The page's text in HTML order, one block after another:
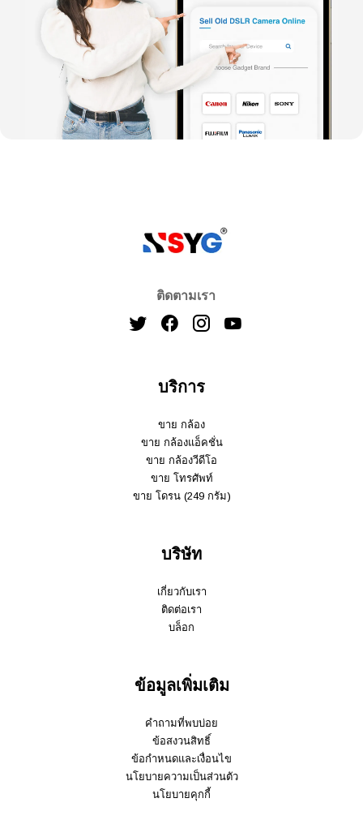
ติดตามเรา
บริการ
ขาย กล้อง
ขาย กล้องแอ็คชั่น
ขาย กล้องวีดีโอ
ขาย โทรศัพท์
ขาย โดรน (249 กรัม)
บริษัท
เกี่ยวกับเรา
ติดต่อเรา
บล็อก
ข้อมูลเพิ่มเติม
คำถามที่พบบ่อย
ข้อสงวนสิทธิ์
ข้อกำหนดและเงื่อนไข
นโยบายความเป็นส่วนตัว
นโยบายคุกกี้